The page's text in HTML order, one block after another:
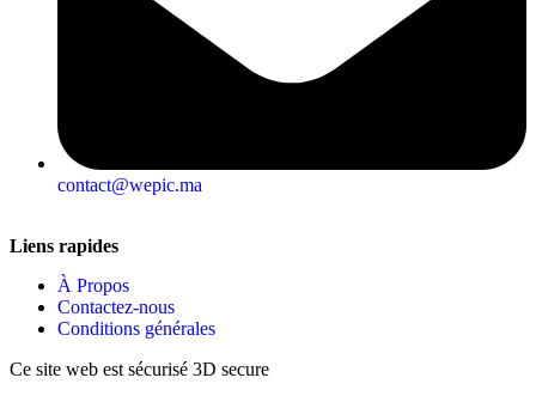
contact@wepic.ma
Liens rapides
À Propos ​
Contactez-nous
Conditions générales
Ce site web est sécurisé 3D secure